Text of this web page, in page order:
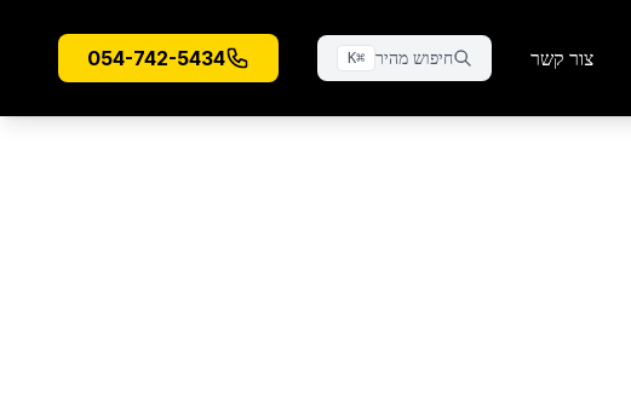
צור קשר חיפוש מהיר ⌘
K
054-742-5434